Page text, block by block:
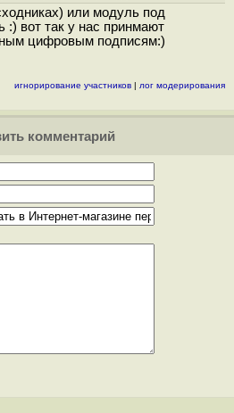
или модуль под
:) вот так у нас принмают
цифровым подписям:)
игнорирование участников | лог модерирования
комментарий